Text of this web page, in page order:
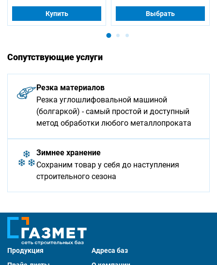
Купить Выбрать
Сопутствующие услуги
Резка материалов
Резка углошлифовальной машиной
(болгаркой) - самый простой и доступный
метод обработки любого металлопроката
Зимнее хранение
Сохраним товар у себя до наступления
строительного сезона
Продукция
Адреса баз